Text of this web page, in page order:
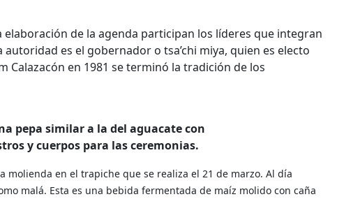
elaboración de la agenda participan los líderes que integran
es el gobernador o tsa’chi miya, quien es electo
Calazacón en 1981 se terminó la tradición de los
pepa similar a la del aguacate con
y cuerpos para las ceremonias.
molienda en el trapiche que se realiza el 21 de marzo. Al día
malá. Esta es una bebida fermentada de maíz molido con caña